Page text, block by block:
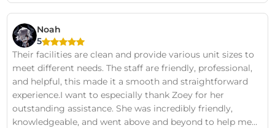
Noah
5
Their facilities are clean and provide various unit sizes to
meet different needs. The staff are friendly, professional,
and helpful, this made it a smooth and straightforward
experience.I want to especially thank Zoey for her
outstanding assistance. She was incredibly friendly,
knowledgeable, and went above and beyond to help me